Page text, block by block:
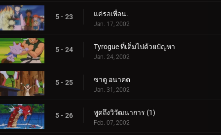
5 - 23 แค่รอเพื่อน.
Jan. 17, 2002
5 - 24 Tyrogue ที่เต็มไปด้วยปัญหา
Jan. 24, 2002
5 - 25 ซาตู อนาคต
Jan. 31, 2002
5 - 26 พูดถึงวิวัฒนาการ (1)
Feb. 07, 2002